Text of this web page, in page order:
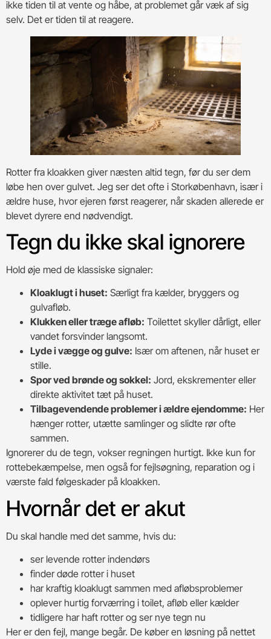
ikke tiden til at vente og håbe, at problemet går væk af sig
selv. Det er tiden til at reagere.
Rotter fra kloakken giver næsten altid tegn, før du ser dem
løbe hen over gulvet. Jeg ser det ofte i Storkøbenhavn, især i
ældre huse, hvor ejeren først reagerer, når skaden allerede er
blevet dyrere end nødvendigt.
Tegn du ikke skal ignorere
Hold øje med de klassiske signaler:
Kloaklugt i huset: Særligt fra kælder, bryggers og
gulvafløb.
Klukken eller træge afløb: Toilettet skyller dårligt, eller
vandet forsvinder langsomt.
Lyde i vægge og gulve: Især om aftenen, når huset er
stille.
Spor ved brønde og sokkel: Jord, ekskrementer eller
direkte aktivitet tæt på huset.
Tilbagevendende problemer i ældre ejendomme: Her
hænger rotter, utætte samlinger og slidte rør ofte
sammen.
Ignorerer du de tegn, vokser regningen hurtigt. Ikke kun for
rottebekæmpelse, men også for fejlsøgning, reparation og i
værste fald følgeskader på kloakken.
Hvornår det er akut
Du skal handle med det samme, hvis du:
ser levende rotter indendørs
finder døde rotter i huset
har kraftig kloaklugt sammen med afløbsproblemer
oplever hurtig forværring i toilet, afløb eller kælder
tidligere har haft rotter og ser nye tegn nu
Her er den fejl, mange begår. De køber en løsning på nettet